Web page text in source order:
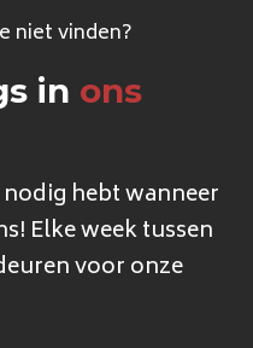
niet vinden?
in ons
hebt wanneer
Elke week tussen
voor onze